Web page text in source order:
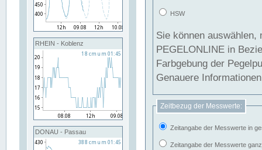
RHEIN - Koblenz
DONAU - Passau
HSW
Sie können
PEGELONLINE in Beziehung
Farbgebung der
Genauere
Zeitbezug der Messwerte:
Zeitangabe der Messwerte in
Zeitangabe der Messwerte